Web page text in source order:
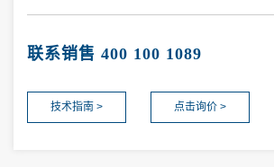
联系销售 400 100 1089
技术指南 > 点击询价 >